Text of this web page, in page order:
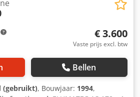
€ 3.600
Vaste prijs excl. btw
Bellen
(gebruikt), Bouwjaar: 1994,